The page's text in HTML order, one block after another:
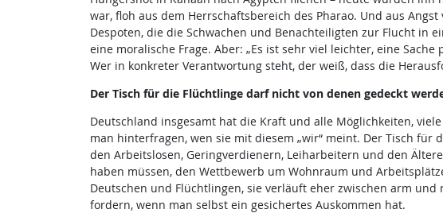
war, floh aus dem Herrschaftsbereich des Pharao. Und aus
Despoten, die die Schwachen und Benachteiligten zur Flucht in
eine moralische Frage. Aber: „Es ist sehr viel leichter, eine
Wer in konkreter Verantwortung steht, der weiß, dass die
Der Tisch für die Flüchtlinge darf nicht von denen gedeckt
Deutschland insgesamt hat die Kraft und alle Möglichkeiten,
man hinterfragen, wen sie mit diesem „wir“ meint. Der Tisch
den Arbeitslosen, Geringverdienern, Leiharbeitern und den
haben müssen, den Wettbewerb um Wohnraum und
Deutschen und Flüchtlingen, sie verläuft eher zwischen arm
fordern, wenn man selbst ein gesichertes Auskommen hat.